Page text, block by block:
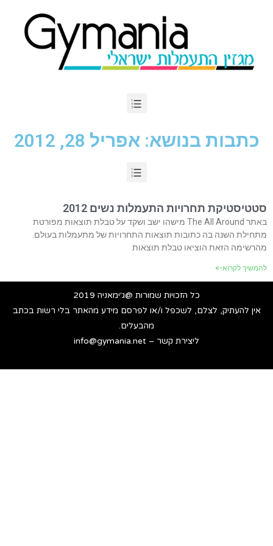
כתבות בנושא: אפריל 28, 2012
סטטיסטיקת תחרויות התעמלות נשים 2012
באתר The All Around מישהו ישב ושקד על טבלת תוצאות מפורטת
מתחילת השנה בה כתובות תוצאות התחרויות של מתעמלות בעולם.
מהרשימה הזאת הוציאו טבלת תוצאות
להמשיך לקרוא->
כל הזכויות שמורות @ג׳ימאניה 2019
אין להעתיק, לצלם, לשכפל ו/או לפרסם מידע מהאתר בלי רשות בכתב
מהבעלים.
ליצירת קשר – info@gymania.net